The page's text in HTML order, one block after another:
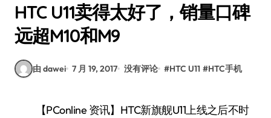
HTC U11卖得太好了，销量口碑
远超M10和M9
由 dawei 7 月 19, 2017 没有评论 #HTC U11 #HTC手机
【PConline 资讯】HTC新旗舰U11上线之后不时